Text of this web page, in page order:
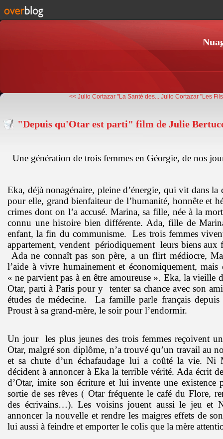
<< Julio Cortazar "La Santé des... Julio Cortazar "Les
"Depuis qu'Otar est parti" film de Julie
Une génération de trois femmes en Géorgie, de nos
Eka, déjà nonagénaire, pleine d’énergie, qui vit dans la
pour elle, grand bienfaiteur de l’humanité, honnête et
crimes dont on l’a accusé. Marina, sa fille, née à la
connu une histoire bien différente. Ada, fille de
enfant, la fin du communisme.
Les trois femmes
appartement, vendent périodiquement leurs biens aux
Ada ne connaît pas son père, a un flirt médiocre,
l’aide à vivre humainement et économiquement, mais
« ne parvient pas à en être amoureuse ». Eka, la vieille
Otar, parti à Paris pour y
tenter sa chance avec son
études de médecine.
La famille parle français
Proust à sa grand-mère, le soir pour l’endormir.
Un jour
les plus jeunes des trois femmes reçoivent
Otar, malgré son diplôme, n’a trouvé qu’un travail au
et sa chute d’un échafaudage lui a coûté la vie. Ni
décident à annoncer à Eka la terrible vérité. Ada écrit
d’Otar, imite son écriture et lui invente une existence
sortie de ses rêves ( Otar fréquente le café du Flore,
des écrivains…). Les voisins jouent aussi le jeu et
annoncer la nouvelle et rendre les maigres effets de
lui aussi à feindre et emporter le colis que la mère